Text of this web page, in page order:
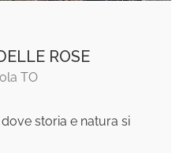
ROSE
TO
storia e natura si